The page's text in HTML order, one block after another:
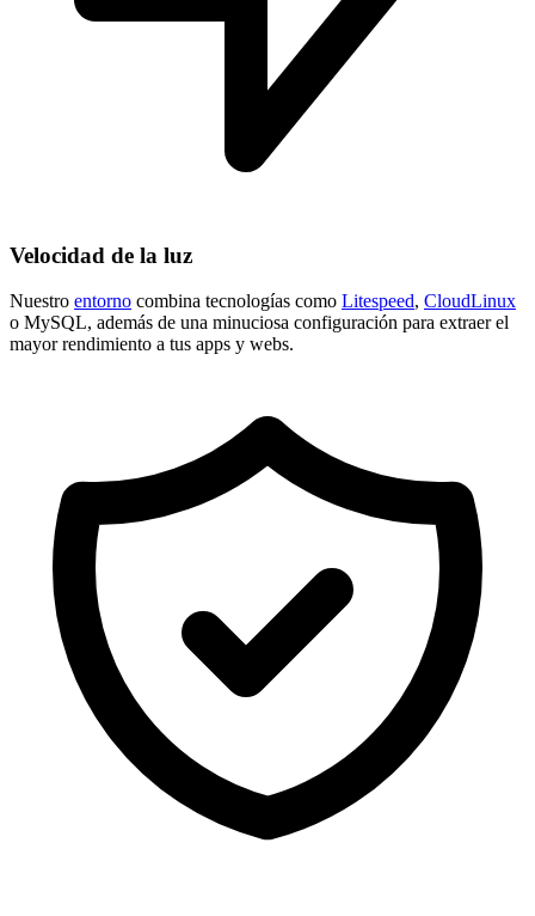
Velocidad de la luz
Nuestro entorno combina tecnologías como Litespeed, CloudLinux
o MySQL, además de una minuciosa configuración para extraer el
mayor rendimiento a tus apps y webs.